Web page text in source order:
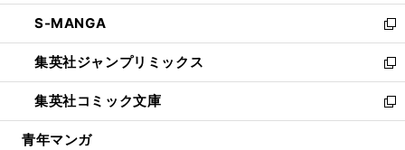
開
く
ウ
で
開
く
ン
ド
ウ
で
開
く
ウ
ィ
ン
ド
ウ
で
開
し
い
ウ
ィ
ン
ド
ウ
S-MANGA
新
し
い
ウ
ィ
ン
集英社ジャンプリミックス
新
し
い
ウ
集英社コミック文庫
新
し
青年マンガ